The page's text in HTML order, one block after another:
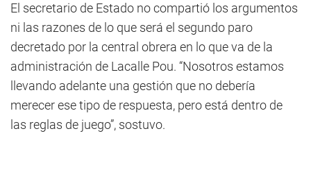
El secretario de Estado no compartió los argumentos
ni las razones de lo que será el segundo paro
decretado por la central obrera en lo que va de la
administración de Lacalle Pou. “Nosotros estamos
llevando adelante una gestión que no debería
merecer ese tipo de respuesta, pero está dentro de
las reglas de juego”, sostuvo.